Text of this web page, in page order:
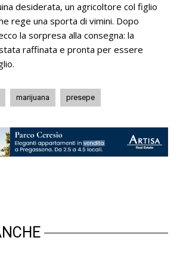
desiderata, un agricoltore col figlio
rege una sporta di vimini. Dopo
la sorpresa alla consegna: la
raffinata e pronta per essere
marijuana presepe